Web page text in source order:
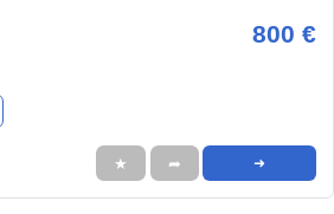
800 €
★ ➦ ➜